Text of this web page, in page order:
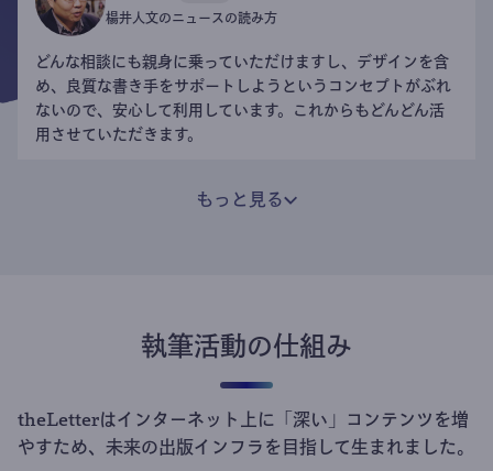
楊井人文のニュースの読み方
どんな相談にも親身に乗っていただけますし、デザインを含
め、良質な書き手をサポートしようというコンセプトがぶれ
ないので、安心して利用しています。これからもどんどん活
用させていただきます。
もっと見る
執筆活動の仕組み
theLetterはインターネット上に「深い」コンテンツを増
やすため、未来の出版インフラを目指して生まれました。